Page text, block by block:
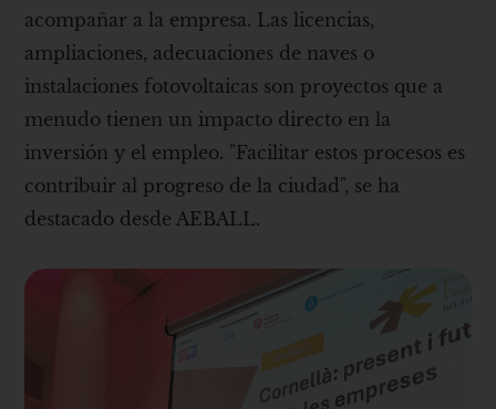
acompañar a la empresa. Las licencias,
ampliaciones, adecuaciones de naves o
instalaciones fotovoltaicas son proyectos que a
menudo tienen un impacto directo en la
inversión y el empleo. "Facilitar estos procesos es
contribuir al progreso de la ciudad", se ha
destacado desde AEBALL.